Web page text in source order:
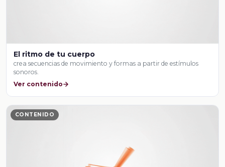
El ritmo de tu cuerpo
crea secuencias de movimiento y formas a partir de estímulos
sonoros.
Ver contenido
CONTENIDO